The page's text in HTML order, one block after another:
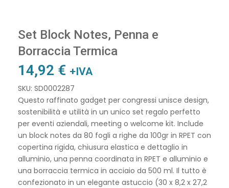
Set Block Notes, Penna e
Borraccia Termica
14,92 € +IVA
SKU: SD0002287
Questo raffinato gadget per congressi unisce design,
sostenibilità e utilità in un unico set regalo perfetto
per eventi aziendali, meeting o welcome kit. Include
un block notes da 80 fogli a righe da 100gr in RPET con
copertina rigida, chiusura elastica e dettaglio in
alluminio, una penna coordinata in RPET e alluminio e
una borraccia termica in acciaio da 500 ml. Il tutto è
confezionato in un elegante astuccio (30 x 8,2 x 27,2